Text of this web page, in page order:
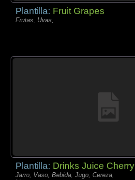
Plantilla: Fruit Grapes
Frutas, Uvas,
Plantilla: Drinks Juice Cherry
Jarro, Vaso, Bebida, Jugo, Cereza,